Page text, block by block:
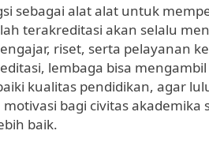
sebagai alat alat untuk
terakreditasi akan selalu
riset, serta pelayanan
lembaga bisa
kualitas pendidikan, agar
bagi civitas akademika
baik.